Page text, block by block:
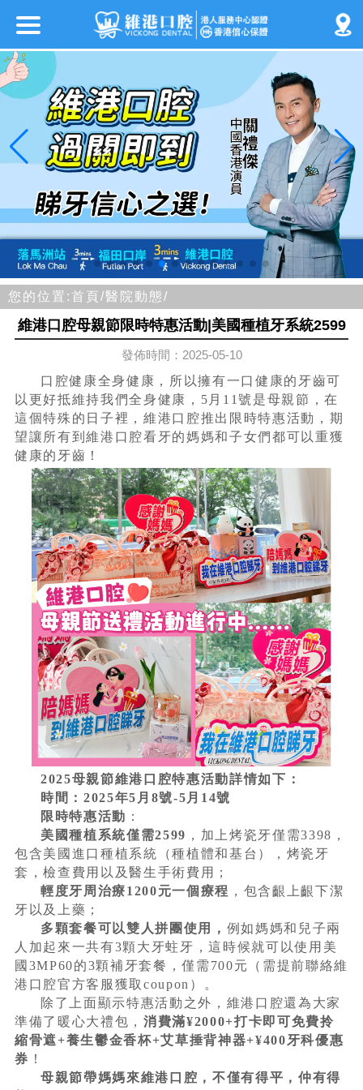
您的位置:首頁/醫院動態/
維港口腔母親節限時特惠活動|美國種植牙系統2599
發佈時間：2025-05-10
口腔健康全身健康，所以擁有一口健康的牙齒可
以更好抵維持我們全身健康，5月11號是母親節，在
這個特殊的日子裡，維港口腔推出限時特惠活動，期
望讓所有到維港口腔看牙的媽媽和子女們都可以重獲
健康的牙齒！
2025母親節維港口腔特惠活動詳情如下：
時間：2025年5月8號-5月14號
限時特惠活動 ：
美國種植系統僅需2599 ，加上烤瓷牙僅需3398，
包含美國進口種植系統（種植體和基台），烤瓷牙
套，檢查費用以及醫生手術費用；
輕度牙周治療1200元一個療程 ，包含齦上齦下潔
牙以及上藥；
多顆套餐可以雙人拼團使用， 例如媽媽和兒子兩
人加起來一共有3顆大牙蛀牙，這時候就可以使用美
國3MP60的3顆補牙套餐，僅需700元（需提前聯絡維
港口腔官方客服獲取coupon）。
除了上面顯示特惠活動之外，維港口腔還為大家
準備了暖心大禮包， 消費滿¥2000+打卡即可免費拎
縮骨遮+養生鬱金香杯+艾草捶背神器+¥400牙科優惠
券 ！
母親節帶媽媽來維港口腔，不僅有得平，仲有得